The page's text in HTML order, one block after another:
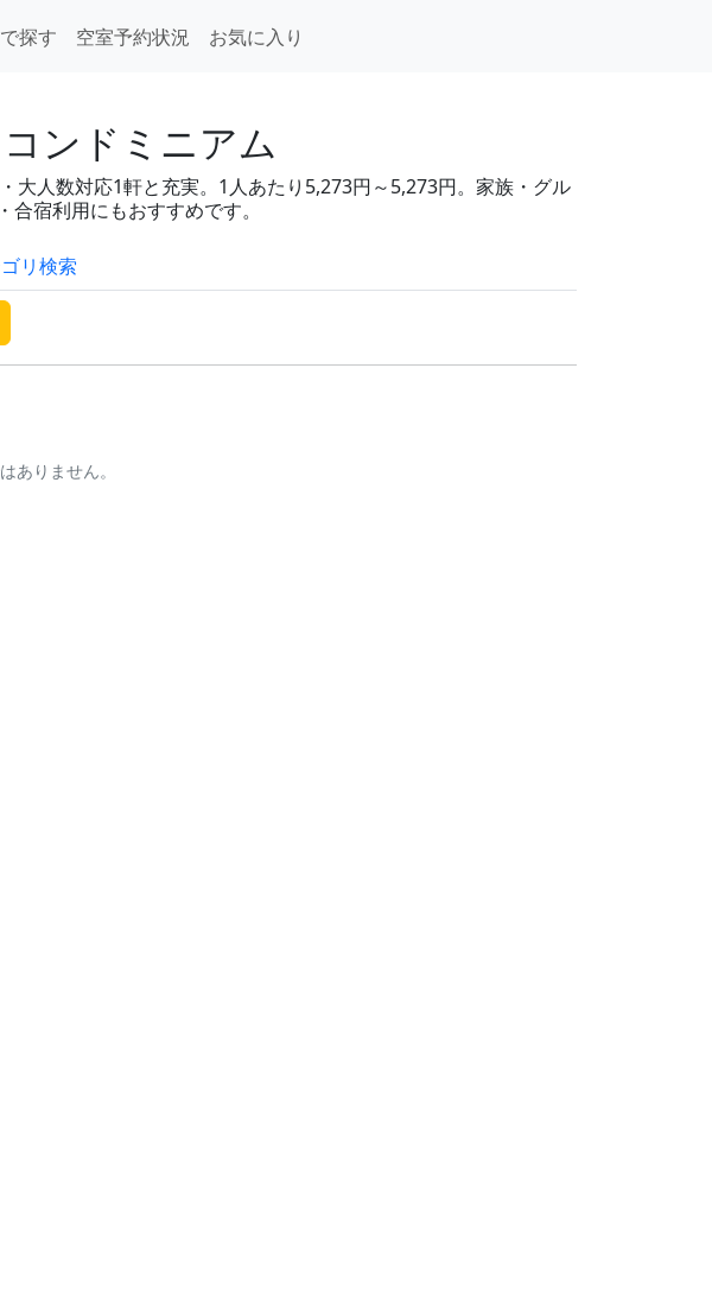
探す 空室予約状況
お気に入り
ンドミニアム
大人数対応1軒と充実。1人あたり5,273円～5,273円。家族・グル
宿利用にもおすすめです。
リ検索
ありません。